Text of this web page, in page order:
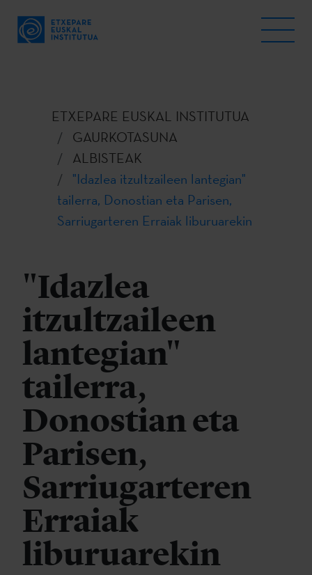
ETXEPARE EUSKAL INSTITUTUA
GAURKOTASUNA
ALBISTEAK
"Idazlea itzultzaileen lantegian"
tailerra, Donostian eta Parisen,
Sarriugarteren Erraiak liburuarekin
"Idazlea
itzultzaileen
lantegian"
tailerra,
Donostian eta
Parisen,
Sarriugarteren
Erraiak
liburuarekin